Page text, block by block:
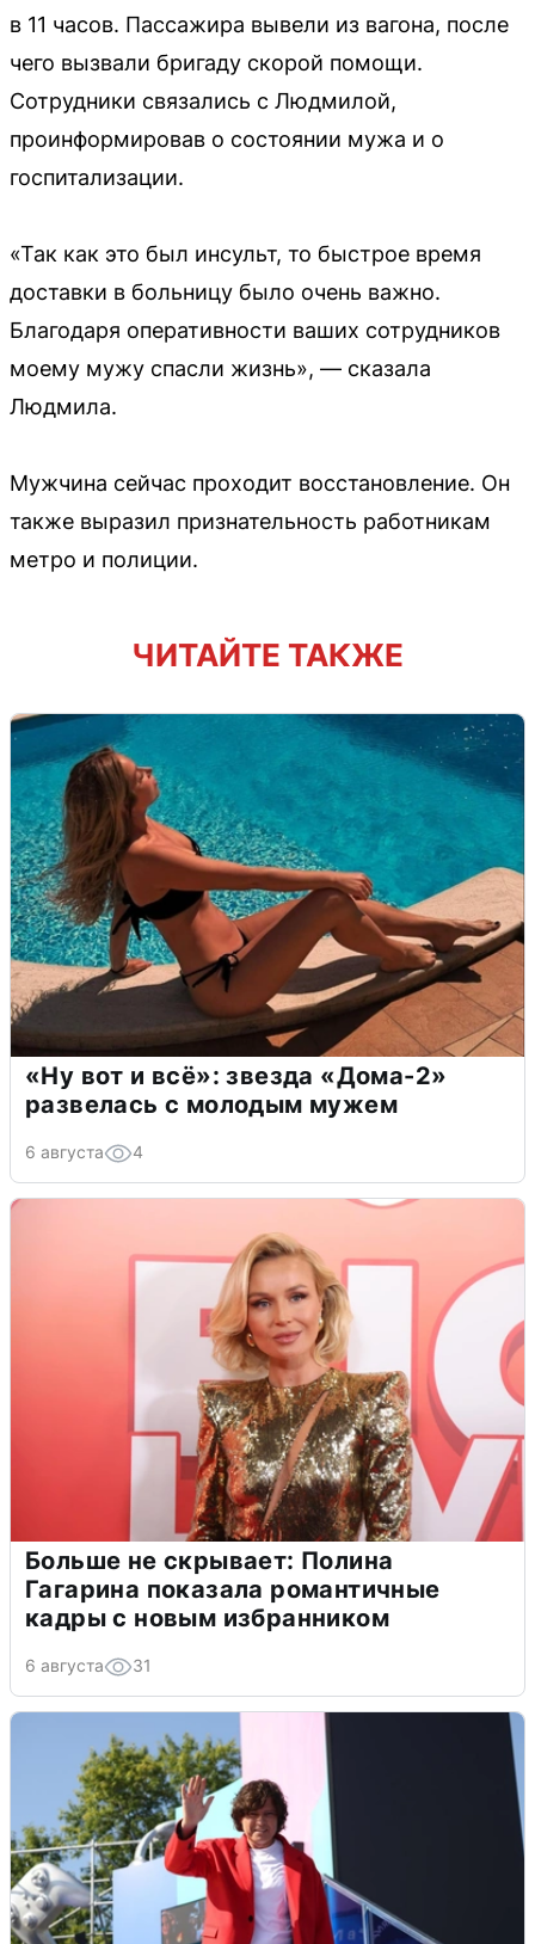
в 11 часов. Пассажира вывели из вагона, после
чего вызвали бригаду скорой помощи.
Сотрудники связались с Людмилой,
проинформировав о состоянии мужа и о
госпитализации.
«Так как это был инсульт, то быстрое время
доставки в больницу было очень важно.
Благодаря оперативности ваших сотрудников
моему мужу спасли жизнь», — сказала
Людмила.
Мужчина сейчас проходит восстановление. Он
также выразил признательность работникам
метро и полиции.
ЧИТАЙТЕ ТАКЖЕ
«Ну вот и всё»: звезда «Дома-2»
развелась с молодым мужем
6 августа 4
Больше не скрывает: Полина
Гагарина показала романтичные
кадры с новым избранником
6 августа 31